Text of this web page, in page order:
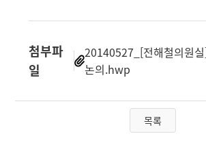
첨부파
일
20140527_[전해철의원
논의.hwp
목록